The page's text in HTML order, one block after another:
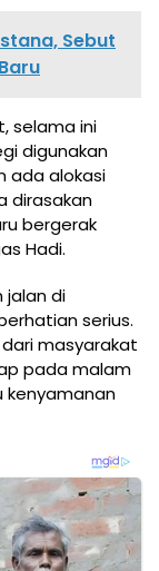
Sebut
selama ini
digunakan
ada alokasi
dirasakan
bergerak
Hadi.
jalan di
serius.
masyarakat
pada malam
kenyamanan